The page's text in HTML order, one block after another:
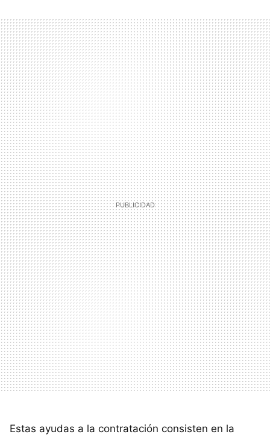
Estas ayudas a la contratación consisten en la